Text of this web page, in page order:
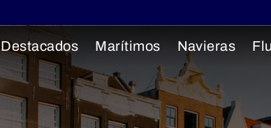
Destacados Marítimos Navieras